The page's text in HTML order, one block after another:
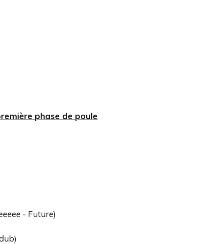
phase de poule
- Future)